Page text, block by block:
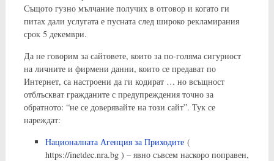
Същото гузно мълчание получих в отговор и когато ги
питах дали услугата е пусната след широко рекламирания
срок 5 декември.
Да не говорим за сайтовете, които за по-голяма сигурност
на личните и фирмени данни, които се предават по
Интернет, са настроени да ги кодират … но всъщност
отблъскват гражданите с предупреждения точно за
обратното: “не се доверявайте на този сайт”. Тук се
нареждат:
Националната Агенция за Приходите(
https://inetdec.nra.bg ) – явно съвсем наскоро поправен,